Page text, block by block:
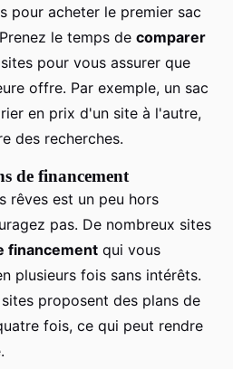
pour acheter le premier sac
le temps de comparer
pour vous assurer que
offre. Par exemple, un sac
en prix d'un site à l'autre,
des recherches.
de financement
rêves est un peu hors
pas. De nombreux sites
financement qui vous
plusieurs fois sans intérêts.
proposent des plans de
fois, ce qui peut rendre